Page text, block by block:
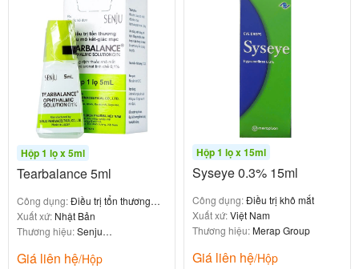
Giữa các lần chớp mắt (mắt nghỉ)
: Dung dịch tạo
thành một mạng lưới dạng gel, bám dính ổn định
trên bề mặt mắt, giữ ẩm và bảo vệ lâu dài.
Khi chớp mắt: Lực cắt từ mi mắt làm các phân tử
sắp xếp song song, dung dịch trở nên loãng hơn
nhưng tăng độ đàn hồi, dễ dàng trải đều và bôi
trơn toàn bộ bề mặt nhãn cầu.
Nhờ cơ chế đặc biệt này, Hameron 5ml vừa bảo vệ
mắt tối ưu giữa các nháy mắt, vừa không gây cảm
giác khó chịu hay nhìn mờ kéo dài như các dung dịch
nhớt thuần túy.
Hộp 1 lọ x 5ml
Tearbalance 5ml
Công dụng:Điều trị tổn thương
biểu mô giác - kết mạc
Xuất xứ: Nhật Bản
Thương hiệu:Senju
Giá liên hệ/Hộp
Hộp 1 lọ x 15ml
Syseye 0.3% 15ml
Công dụng:Điều trị khô mắt
Xuất xứ:Việt Nam
Thương hiệu:Merap Group
Giá liên hệ/Hộp